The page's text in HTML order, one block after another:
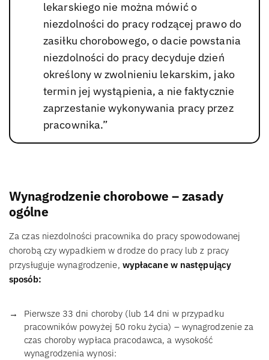
lekarskiego nie można mówić o
niezdolności do pracy rodzącej prawo do
zasiłku chorobowego, o dacie powstania
niezdolności do pracy decyduje dzień
określony w zwolnieniu lekarskim, jako
termin jej wystąpienia, a nie faktycznie
zaprzestanie wykonywania pracy przez
pracownika.”
Wynagrodzenie chorobowe – zasady
ogólne
Za czas niezdolności pracownika do pracy spowodowanej
chorobą czy wypadkiem w drodze do pracy lub z pracy
przysługuje wynagrodzenie, wypłacane w następujący
sposób:
Pierwsze 33 dni choroby (lub 14 dni w przypadku
pracowników powyżej 50 roku życia) – wynagrodzenie za
czas choroby wypłaca pracodawca, a wysokość
wynagrodzenia wynosi: